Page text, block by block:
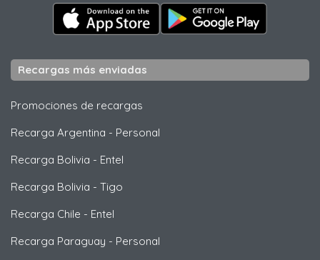
Recargas más enviadas
Promociones de recargas
Recarga Argentina - Personal
Recarga Bolivia - Entel
Recarga Bolivia - Tigo
Recarga Chile - Entel
Recarga Paraguay - Personal